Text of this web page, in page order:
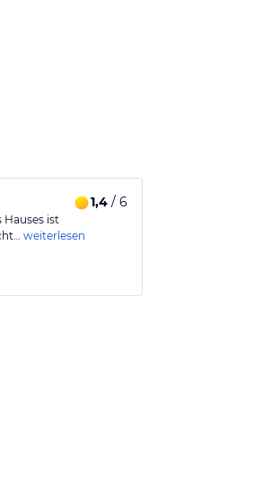
1,4/ 6
ist
weiterlesen